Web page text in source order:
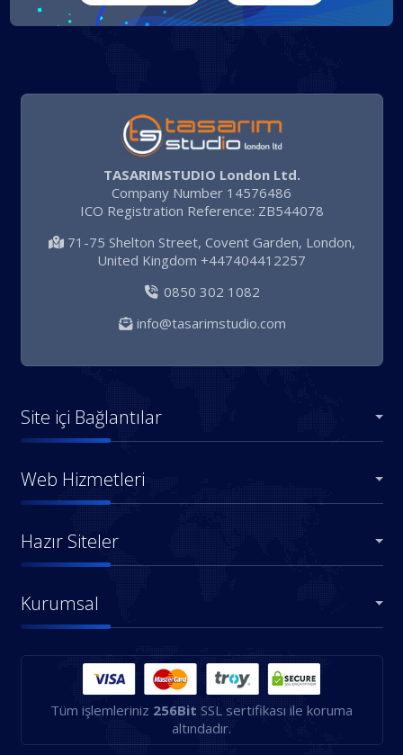
TASARIMSTUDIO London Ltd.
Company Number 14576486
ICO Registration Reference: ZB544078
71-75 Shelton Street, Covent Garden, London,
United Kingdom +447404412257
0850 302 1082
info@tasarimstudio.com
Site içi Bağlantılar
Web Hizmetleri
Hazır Siteler
Kurumsal
Tüm işlemleriniz 256Bit SSL sertifikası ile koruma
altındadır.